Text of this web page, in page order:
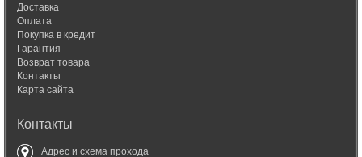
Доставка
Оплата
Покупка в кредит
Гарантия
Возврат товара
Контакты
Карта сайта
Контакты
Адрес и схема прохода